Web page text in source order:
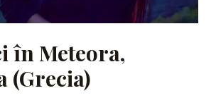
în Meteora,
(Grecia)